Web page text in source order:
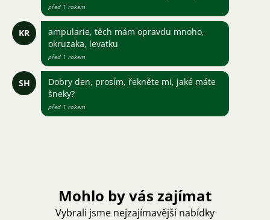
před 1 rokem
KR
ampularie, těch mám opravdu mnoho,
okruzaka, levatku
před 1 rokem
SH
Dobry den, prosím, řekněte mi, jaké máte
šneky?
před 1 rokem
Mohlo by vás zajímat
Vybrali jsme nejzajímavější nabídky